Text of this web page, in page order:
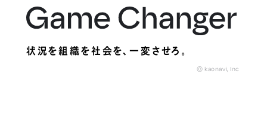
状況を組織を社会を、一変させろ。
© kaonavi, Inc